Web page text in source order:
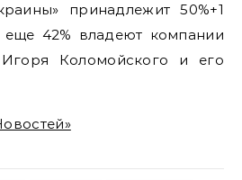
принадлежит 50%+1
еще 42% владеют компании
Коломойского и его